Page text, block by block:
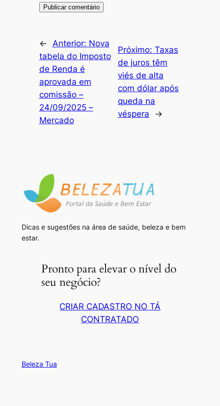
← Anterior: Nova
tabela do Imposto
de Renda é
aprovada em
comissão –
24/09/2025 –
Mercado
Próximo: Taxas
de juros têm
viés de alta
com dólar após
queda na
véspera
→
Dicas e sugestões na área de saúde, beleza e bem
estar.
Pronto para elevar o nível do
seu negócio?
CRIAR CADASTRO NO TÁ
CONTRATADO
Beleza Tua